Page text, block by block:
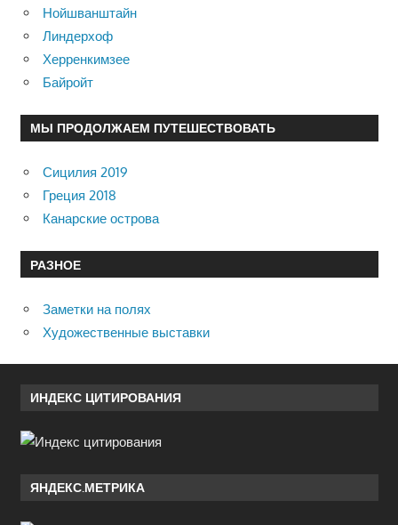
Нойшванштайн
Линдерхоф
Херренкимзее
Байройт
МЫ ПРОДОЛЖАЕМ ПУТЕШЕСТВОВАТЬ
Сицилия 2019
Греция 2018
Канарские острова
РАЗНОЕ
Заметки на полях
Художественные выставки
ИНДЕКС ЦИТИРОВАНИЯ
ЯНДЕКС.МЕТРИКА